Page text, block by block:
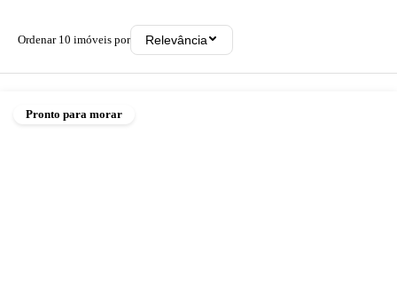
Ordenar 10 imóveis por Relevância
Pronto para morar